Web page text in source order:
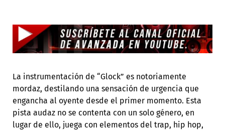
La instrumentación de “Glock” es notoriamente
mordaz, destilando una sensación de urgencia que
engancha al oyente desde el primer momento. Esta
pista audaz no se contenta con un solo género, en
lugar de ello, juega con elementos del trap, hip hop,